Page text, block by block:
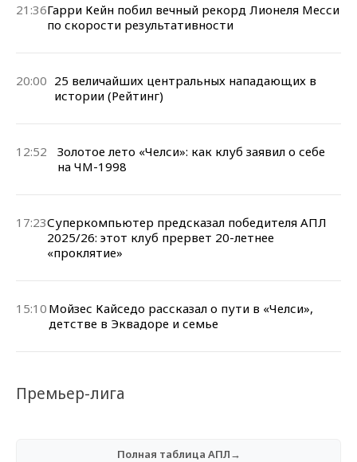
21:36Гарри Кейн побил вечный рекорд Лионеля Месси
по скорости результативности
20:00 25 величайших центральных нападающих в
истории (Рейтинг)
12:52
Золотое лето «Челси»: как клуб заявил о себе
на ЧМ-1998
17:23Суперкомпьютер предсказал победителя АПЛ
2025/26: этот клуб прервет 20-летнее
«проклятие»
15:10 Мойзес Кайседо рассказал о пути в «Челси»,
детстве в Эквадоре и семье
Премьер-лига
Полная таблица АПЛ→